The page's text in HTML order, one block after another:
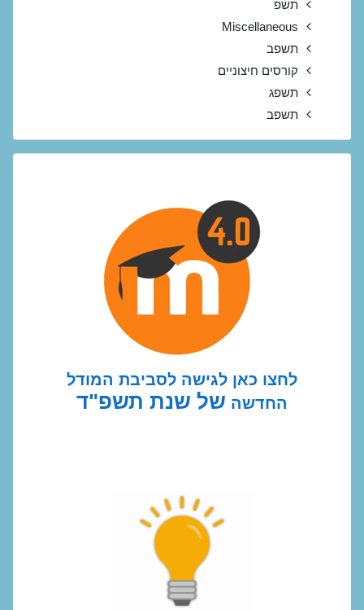
תשפ
Miscellaneous
תשפב
קורסים חיצוניים
תשפג
תשפב
לחצו כאן לגישה לסביבת המודל
החדשה של שנת תשפ"ד